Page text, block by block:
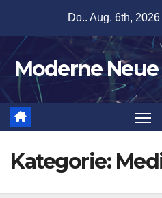
springen
Do.. Aug. 6th, 2026
Moderne
Kategorie: